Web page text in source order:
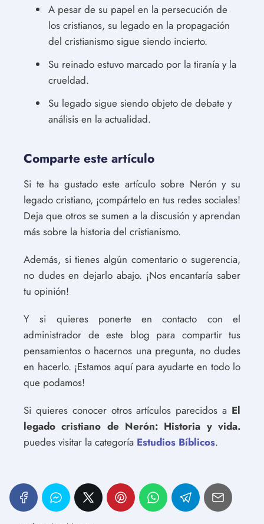
A pesar de su papel en la persecución de
los cristianos, su legado en la propagación
del cristianismo sigue siendo incierto.
Su reinado estuvo marcado por la tiranía y la
crueldad.
Su legado sigue siendo objeto de debate y
análisis en la actualidad.
Comparte este artículo
Si te ha gustado este artículo sobre Nerón y su
legado cristiano, ¡compártelo en tus redes sociales!
Deja que otros se sumen a la discusión y aprendan
más sobre la historia del cristianismo.
Además, si tienes algún comentario o sugerencia,
no dudes en dejarlo abajo. ¡Nos encantaría saber
tu opinión!
Y si quieres ponerte en contacto con el
administrador de este blog para compartir tus
pensamientos o hacernos una pregunta, no dudes
en hacerlo. ¡Estamos aquí para ayudarte en todo lo
que podamos!
Si quieres conocer otros artículos parecidos a El
legado cristiano de Nerón: Historia y vida.
puedes visitar la categoría Estudios Bíblicos.